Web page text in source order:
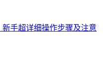
手超详细操作步骤及注意